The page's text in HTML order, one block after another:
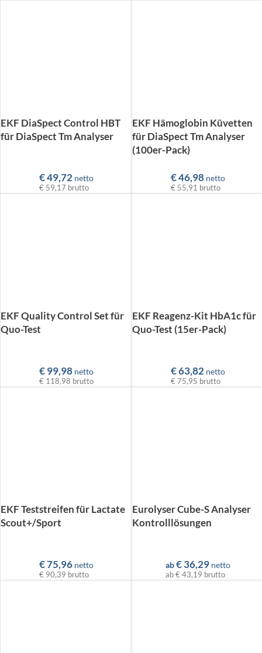
EKF DiaSpect Control HBT
für DiaSpect Tm Analyser
€49,72 netto
€ 59,17 brutto
EKF Hämoglobin Küvetten
für DiaSpect Tm Analyser
(100er-Pack)
€46,98 netto
€ 55,91 brutto
EKF Quality Control Set für
Quo-Test
€99,98 netto
€ 118,98 brutto
EKF Reagenz-Kit HbA1c für
Quo-Test (15er-Pack)
€63,82 netto
€ 75,95 brutto
EKF Teststreifen für Lactate
Scout+/Sport
€75,96 netto
€ 90,39 brutto
Eurolyser Cube-S Analyser
Kontrolllösungen
ab €36,29 netto
ab€ 43,19 brutto